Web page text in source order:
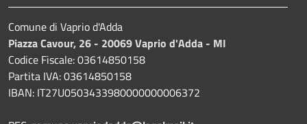
Comune di Vaprio d'Adda
Piazza Cavour, 26 - 20069 Vaprio d'Adda - MI
Codice Fiscale: 03614850158
Partita IVA: 03614850158
IBAN: IT27U0503433980000000006372